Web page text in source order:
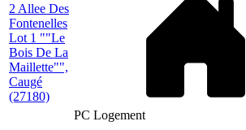
2 Allee Des
Fontenelles
Lot 1 ""Le
Bois De La
Maillette"",
Caugé
(27180)
PC Logement